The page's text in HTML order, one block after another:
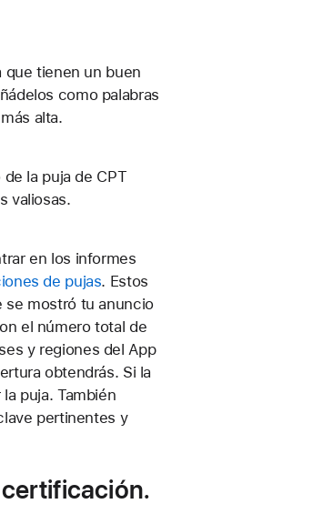
que tienen un buen
como palabras
alta.
la puja de CPT
valiosas.
en los informes
de pujas. Estos
se mostró tu anuncio
el número total de
y regiones del App
obtendrás. Si la
puja. También
pertinentes y